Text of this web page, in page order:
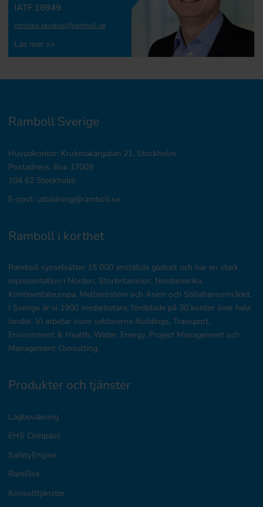
IATF 16949
christos.skodras@ramboll.se
Läs mer >>
Ramboll Sverige
Huvudkontor: Krukmakargatan 21, Stockholm
Postadress: Box 17009
104 62 Stockholm
E-post: utbildning@ramboll.se
Ramboll i korthet
Ramboll sysselsätter 18 000 anställda globalt och har en stark
representation i Norden, Storbritannien, Nordamerika,
Kontinentaleuropa, Mellanöstern och Asien och Stillahavsområdet.
I Sverige är vi 1900 medarbetare, fördelade på 30 kontor över hela
landet. Vi arbetar inom sektorerna Buildings, Transport,
Environment & Health, Water, Energy, Project Management och
Management Consulting.
Produkter och tjänster
Lagbevakning
EHS Compass
SafetyEngine
RamRisk
Konsulttjänster